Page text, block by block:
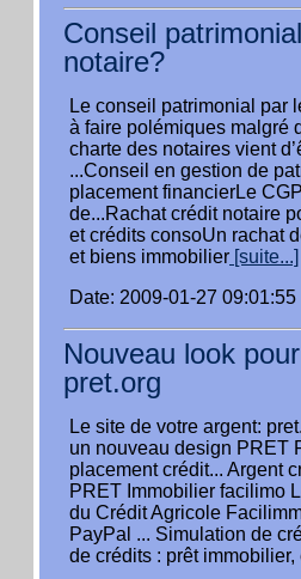
Conseil
notaire?
Le conseil patrimonial par
à faire polémiques malgré
charte des notaires vient
...Conseil en gestion de
placement financierLe
de...Rachat crédit notaire
et crédits consoUn rachat
et biens immobilier [suite...]
Date: 2009-01-27 09:01:55
Nouveau look
pret.org
Le site de votre argent:
un nouveau design PRET
placement crédit... Argent
PRET Immobilier facilimo
du Crédit Agricole
PayPal ... Simulation de
de crédits : prêt